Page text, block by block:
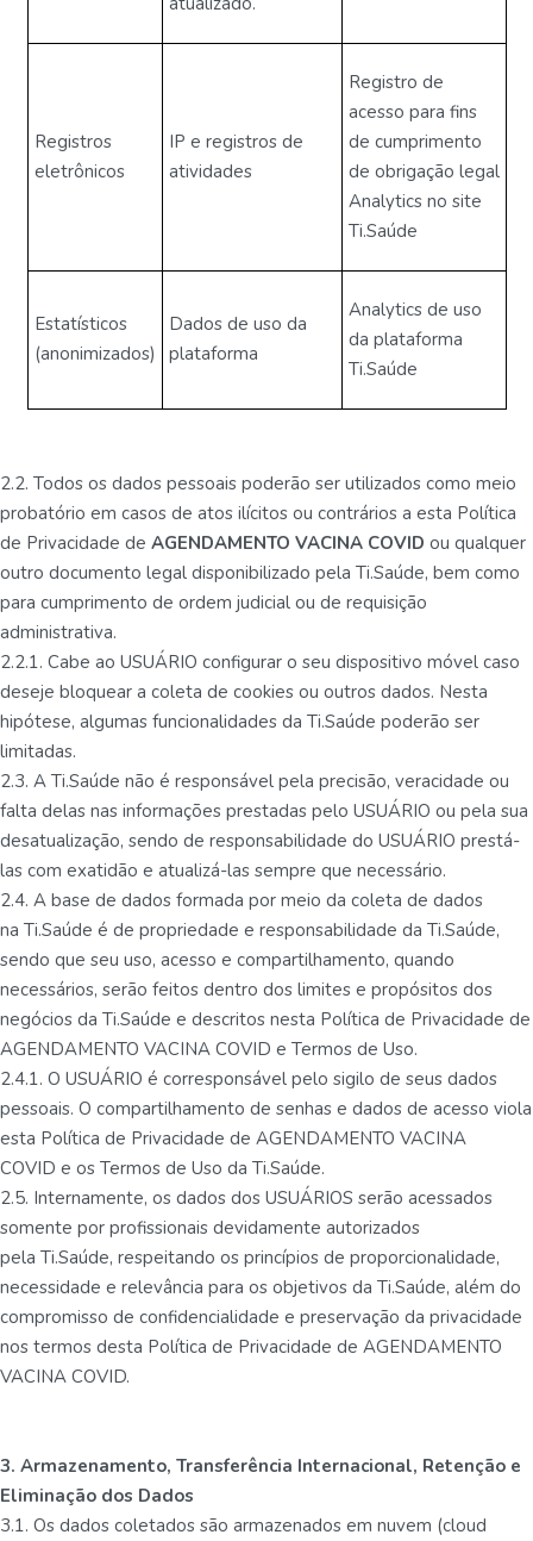
Registros
eletrônicos
IP e registros de
atividades
Registro de
acesso para fins
de cumprimento
de obrigação legal
Analytics no site
Ti.Saúde
Estatísticos
(anonimizados)
Dados de uso da
plataforma
Analytics de uso
da plataforma
Ti.Saúde
2.2. Todos os dados pessoais poderão ser utilizados como meio
probatório em casos de atos ilícitos ou contrários a esta Política
de Privacidade de AGENDAMENTO VACINA COVID ou qualquer
outro documento legal disponibilizado pela Ti.Saúde, bem como
para cumprimento de ordem judicial ou de requisição
administrativa.
2.2.1. Cabe ao USUÁRIO configurar o seu dispositivo móvel caso
deseje bloquear a coleta de cookies ou outros dados. Nesta
hipótese, algumas funcionalidades da Ti.Saúde poderão ser
limitadas.
2.3. A Ti.Saúde não é responsável pela precisão, veracidade ou
falta delas nas informações prestadas pelo USUÁRIO ou pela sua
desatualização, sendo de responsabilidade do USUÁRIO prestá-
las com exatidão e atualizá-las sempre que necessário.
2.4. A base de dados formada por meio da coleta de dados
na Ti.Saúde é de propriedade e responsabilidade da Ti.Saúde,
sendo que seu uso, acesso e compartilhamento, quando
necessários, serão feitos dentro dos limites e propósitos dos
negócios da Ti.Saúde e descritos nesta Política de Privacidade de
AGENDAMENTO VACINA COVID e Termos de Uso.
2.4.1. O USUÁRIO é corresponsável pelo sigilo de seus dados
pessoais. O compartilhamento de senhas e dados de acesso viola
esta Política de Privacidade de AGENDAMENTO VACINA
COVID e os Termos de Uso da Ti.Saúde.
2.5. Internamente, os dados dos USUÁRIOS serão acessados
somente por profissionais devidamente autorizados
pela Ti.Saúde, respeitando os princípios de proporcionalidade,
necessidade e relevância para os objetivos da Ti.Saúde, além do
compromisso de confidencialidade e preservação da privacidade
nos termos desta Política de Privacidade de AGENDAMENTO
VACINA COVID.
3. Armazenamento, Transferência Internacional, Retenção e
Eliminação dos Dados
3.1. Os dados coletados são armazenados em nuvem (cloud